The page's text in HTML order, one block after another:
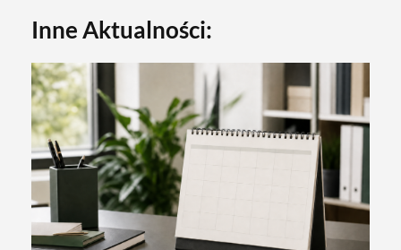
Inne Aktualności: